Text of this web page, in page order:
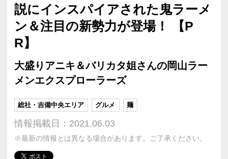
説にインスパイアされた鬼ラーメ
ン＆注目の新勢力が登場！ 【P
R】
大盛りアニキ＆バリカタ姐さんの岡山ラー
メンエクスプローラーズ
総社・吉備中央エリア グルメ 麺
情報掲載日：2021.06.03
※最新の情報とは異なる場合があります。ご了承ください。